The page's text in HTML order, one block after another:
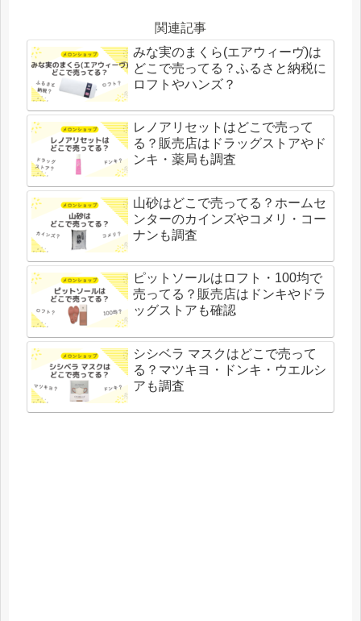
関連記事
みな実のまくら(エアウィーヴ)は
どこで売ってる？ふるさと納税に
ロフトやハンズ？
レノアリセットはどこで売って
る？販売店はドラッグストアやド
ンキ・薬局も調査
山砂はどこで売ってる？ホームセ
ンターのカインズやコメリ・コー
ナンも調査
ピットソールはロフト・100均で
売ってる？販売店はドンキやドラ
ッグストアも確認
シシベラ マスクはどこで売って
る？マツキヨ・ドンキ・ウエルシ
アも調査